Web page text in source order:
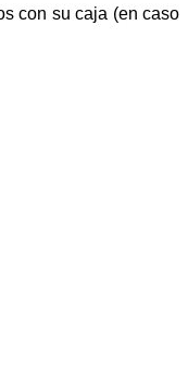
con su caja (en caso